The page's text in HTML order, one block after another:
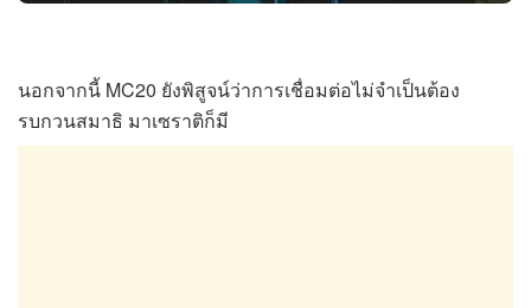
นอกจากนี้ MC20 ยังพิสูจน์ว่าการเชื่อมต่อไม่จำเป็นต้อง
รบกวนสมาธิ มาเซราติก็มี